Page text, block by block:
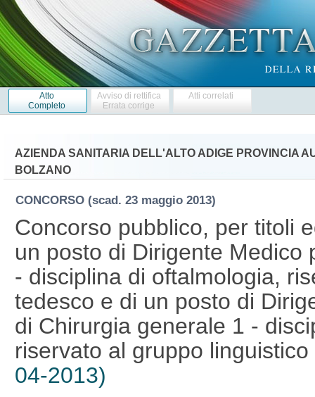
Atto
Completo
Avviso di rettifica
Errata corrige
Atti correlati
AZIENDA SANITARIA DELL'ALTO ADIGE PROVINCIA
BOLZANO
CONCORSO (scad. 23 maggio 2013)
Concorso pubblico, per titoli
un posto di Dirigente Medico
- disciplina di oftalmologia,
tedesco e di un posto di
di Chirurgia generale 1 -
riservato al gruppo
04-2013)